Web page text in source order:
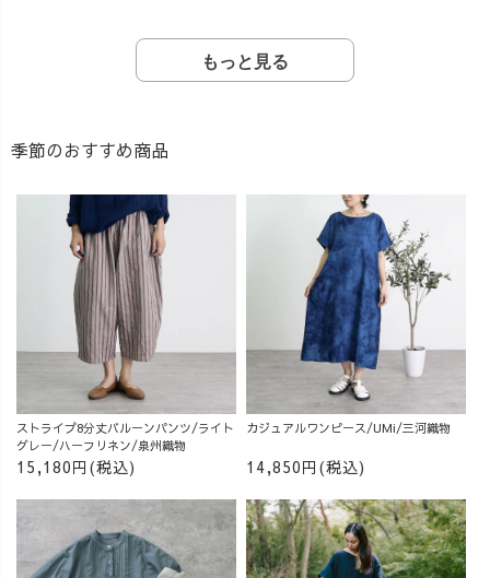
もっと見る
季節のおすすめ商品
ストライプ8分丈バルーンパンツ/ライト
グレー/ハーフリネン/泉州織物
15,180円(税込)
カジュアルワンピース/UMi/三河織物
14,850円(税込)